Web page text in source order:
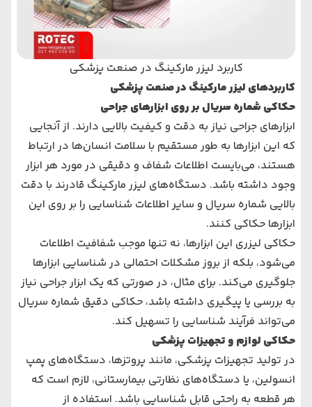
کاربرد لیزر مارکینگ در صنعت پزشکی
کاربردهای لیزر مارکینگ در صنعت پزشکی
حکاکی شماره سریال بر روی ابزارهای جراحی
ابزارهای جراحی نیاز به دقت و کیفیت بالایی دارند. از آنجایی
که این ابزارها به طور مستقیم با سلامت انسان‌ها در ارتباط
هستند، می‌بایست اطلاعات شفاف و دقیقی در مورد هر ابزار
وجود داشته باشد. دستگاه‌های لیزر مارکینگ قادرند با دقت
بالایی شماره سریال و سایر اطلاعات شناسایی را بر روی این
ابزارها حکاکی کنند.
حکاکی لیزری این ابزارها، نه تنها موجب شفافیت اطلاعات
می‌شود، بلکه از بروز مشکلات احتمالی در شناسایی ابزارها
جلوگیری می‌کند. برای مثال، در صورتی که یک ابزار جراحی نیاز
به بررسی یا پیگیری داشته باشد، حکاکی دقیق شماره سریال
می‌تواند فرآیند شناسایی را تسهیل کند.
حکاکی لوازم و تجهیزات پزشکی
در تولید تجهیزات پزشکی، مانند پروتزها، دستگاه‌های پمپ
انسولین، یا دستگاه‌های نظارتی بیمارستانی، لازم است که
هر قطعه به راحتی قابل شناسایی باشد. استفاده از